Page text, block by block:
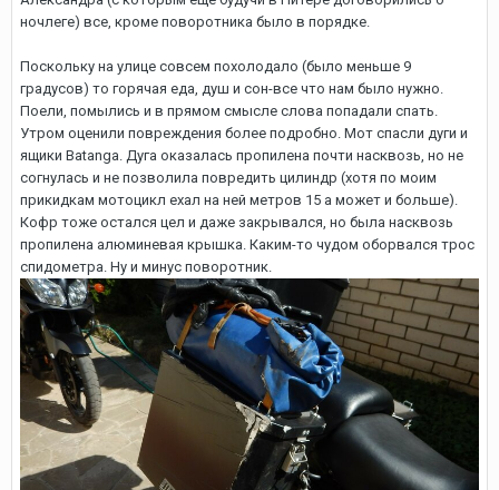
ночлеге) все, кроме поворотника было в порядке.
Поскольку на улице совсем похолодало (было меньше 9
градусов) то горячая еда, душ и сон-все что нам было нужно.
Поели, помылись и в прямом смысле слова попадали спать.
Утром оценили повреждения более подробно. Мот спасли дуги и
ящики Batanga. Дуга оказалась пропилена почти насквозь, но не
согнулась и не позволила повредить цилиндр (хотя по моим
прикидкам мотоцикл ехал на ней метров 15 а может и больше).
Кофр тоже остался цел и даже закрывался, но была насквозь
пропилена алюминевая крышка. Каким-то чудом оборвался трос
спидометра. Ну и минус поворотник.